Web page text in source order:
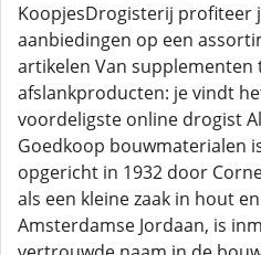
KoopjesDrogisterij profiteer
aanbiedingen op een
artikelen Van
afslankproducten: je vindt
voordeligste online drogist
Goedkoop bouwmaterialen
opgericht in 1932 door
als een kleine zaak in hout
Amsterdamse Jordaan, is